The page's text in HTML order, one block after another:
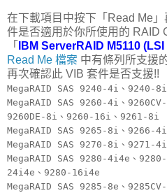
在下載項目中按下「Read Me
件是否適用於你所使用的 RAID
「
IBM ServerRAID M5110
Read Me 檔案 中有條列所支援
再次確認此 VIB 套件是否支援!!
MegaRAID SAS 9240-4i、9240-8i
MegaRAID SAS 9260-4i、
9260DE-8i、9260-16i、9261-8i
MegaRAID SAS 9265-8i、9266-4i
MegaRAID SAS 9270-8i、9271-
MegaRAID SAS 9280-4i4e、
24i4e、9280-16i4e
MegaRAID SAS 9285-8e、